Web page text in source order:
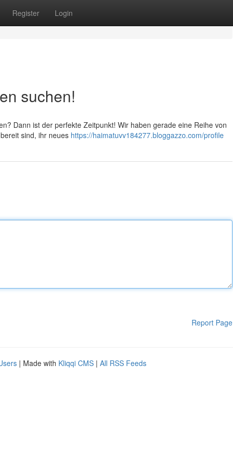
Register Login
suchen!
Dann ist der perfekte Zeitpunkt! Wir haben gerade eine Reihe von
sind, ihr neues https://haimatuvv184277.bloggazzo.com/profile
Report Page
| Made with Kliqqi CMS | All RSS Feeds